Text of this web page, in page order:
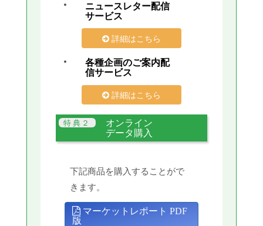
ニュースレター配信
サービス
詳細はこちら
各種企画のご案内配
信サービス
詳細はこちら
オンライン
データ購入
下記商品を購入することがで
きます。
マーケットレポート PDF
版